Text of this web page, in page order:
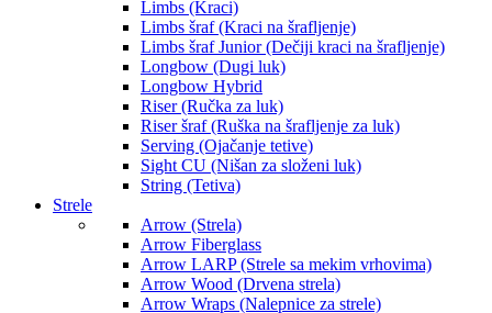
Limbs (Kraci)
Limbs šraf (Kraci na šrafljenje)
Limbs šraf Junior (Dečiji kraci na šrafljenje)
Longbow (Dugi luk)
Longbow Hybrid
Riser (Ručka za luk)
Riser šraf (Ruška na šrafljenje za luk)
Serving (Ojačanje tetive)
Sight CU (Nišan za složeni luk)
String (Tetiva)
Strele
Arrow (Strela)
Arrow Fiberglass
Arrow LARP (Strele sa mekim vrhovima)
Arrow Wood (Drvena strela)
Arrow Wraps (Nalepnice za strele)